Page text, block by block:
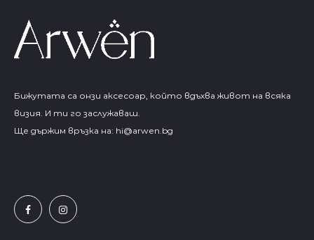
Бижутата са онзи аксесоар, който вдъхва живот на всяка
визия. И ти го заслужаваш.
Ще държим връзка на: hi@arwen.bg